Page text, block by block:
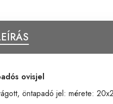
ovisjel
öntapadó jel: mérete: